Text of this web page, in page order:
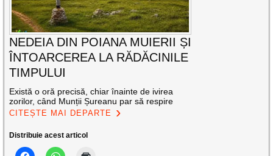
NEDEIA DIN POIANA MUIERII ȘI
ÎNTOARCEREA LA RĂDĂCINILE
TIMPULUI
Există o oră precisă, chiar înainte de ivirea
zorilor, când Munții Șureanu par să respire
CITEȘTE MAI DEPARTE
Distribuie acest articol